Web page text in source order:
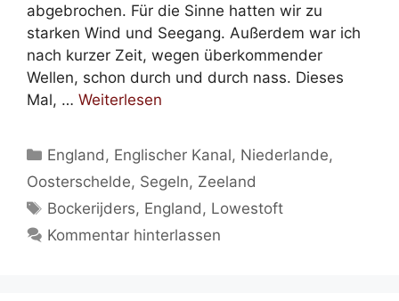
abgebrochen. Für die Sinne hatten wir zu
starken Wind und Seegang. Außerdem war ich
nach kurzer Zeit, wegen überkommender
Wellen, schon durch und durch nass. Dieses
Mal, … Weiterlesen
Kategorien
England , Englischer Kanal, Niederlande,
Oosterschelde, Segeln, Zeeland
Schlagwörter
Bockerijders, England , Lowestoft
Kommentar hinterlassen